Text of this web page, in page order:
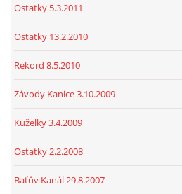
Ostatky 5.3.2011
Ostatky 13.2.2010
Rekord 8.5.2010
Závody Kanice 3.10.2009
Kuželky 3.4.2009
Ostatky 2.2.2008
Baťův Kanál 29.8.2007